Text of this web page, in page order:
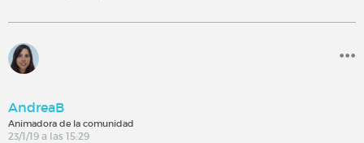
AndreaB
Animadora de la comunidad
23/1/19 a las 15:29